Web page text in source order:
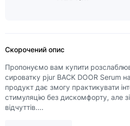
Скорочений опис
Пропонуємо вам купити
сироватку pjur BACK DOOR Serum
продукт дає змогу практикувати
стимуляцію без дискомфорту, але
відчуттів....